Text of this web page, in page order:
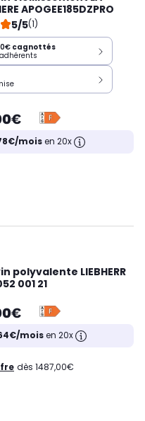
APOGEE185DZPRO
5/5(1)
cagnottés
moisen 20x
polyvalente LIEBHERR
001 21
moisen 20x
dès 1487,00€